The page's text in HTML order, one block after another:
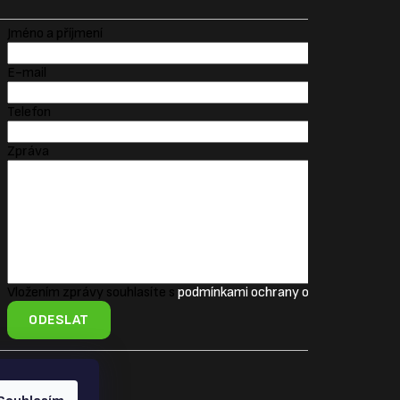
Jméno a příjmení
E-mail
Telefon
Zpráva
Vložením zprávy souhlasíte s podmínkami ochrany osobních údajů